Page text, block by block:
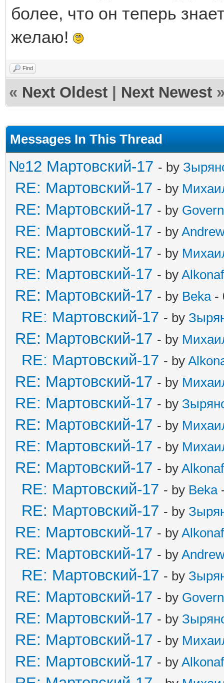
более, что он теперь
желаю!
Find
« Next Oldest Next Newest
Messages In This Thread
№12 Мартовский-17 - by
RE: Мартовский-17 - by
RE: Мартовский-17 - by
RE: Мартовский-17 - by
RE: Мартовский-17 - by
RE: Мартовский-17 - by
RE: Мартовский-17 - by Beka-
RE: Мартовский-17 - by
RE: Мартовский-17 - by
RE: Мартовский-17 - by
RE: Мартовский-17 - by
RE: Мартовский-17 - by
RE: Мартовский-17 - by
RE: Мартовский-17 - by
RE: Мартовский-17 - by
RE: Мартовский-17 - by Beka
RE: Мартовский-17 - by
RE: Мартовский-17 - by
RE: Мартовский-17 - by
RE: Мартовский-17 - by
RE: Мартовский-17 - by
RE: Мартовский-17 - by
RE: Мартовский-17 - by
RE: Мартовский-17 - by